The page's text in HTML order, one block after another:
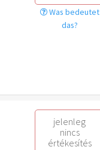
Was bedeutet
das?
jelenleg
nincs
értékesítés